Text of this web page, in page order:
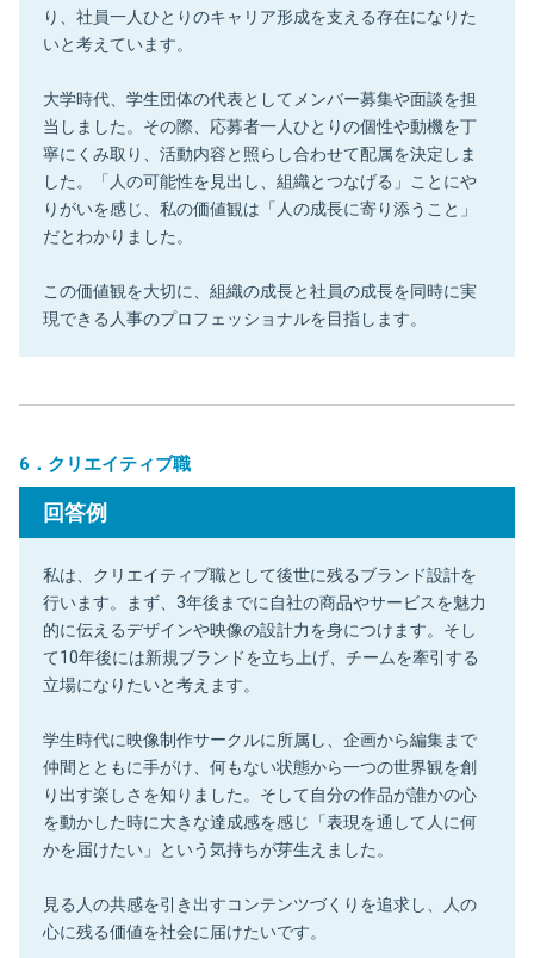
り、社員一人ひとりのキャリア形成を支える存在になりた
いと考えています。
大学時代、学生団体の代表としてメンバー募集や面談を担
当しました。その際、応募者一人ひとりの個性や動機を丁
寧にくみ取り、活動内容と照らし合わせて配属を決定しま
した。「人の可能性を見出し、組織とつなげる」ことにや
りがいを感じ、私の価値観は「人の成長に寄り添うこと」
だとわかりました。
この価値観を大切に、組織の成長と社員の成長を同時に実
現できる人事のプロフェッショナルを目指します。
6．クリエイティブ職
回答例
私は、クリエイティブ職として後世に残るブランド設計を
行います。まず、3年後までに自社の商品やサービスを魅力
的に伝えるデザインや映像の設計力を身につけます。そし
て10年後には新規ブランドを立ち上げ、チームを牽引する
立場になりたいと考えます。
学生時代に映像制作サークルに所属し、企画から編集まで
仲間とともに手がけ、何もない状態から一つの世界観を創
り出す楽しさを知りました。そして自分の作品が誰かの心
を動かした時に大きな達成感を感じ「表現を通して人に何
かを届けたい」という気持ちが芽生えました。
見る人の共感を引き出すコンテンツづくりを追求し、人の
心に残る価値を社会に届けたいです。